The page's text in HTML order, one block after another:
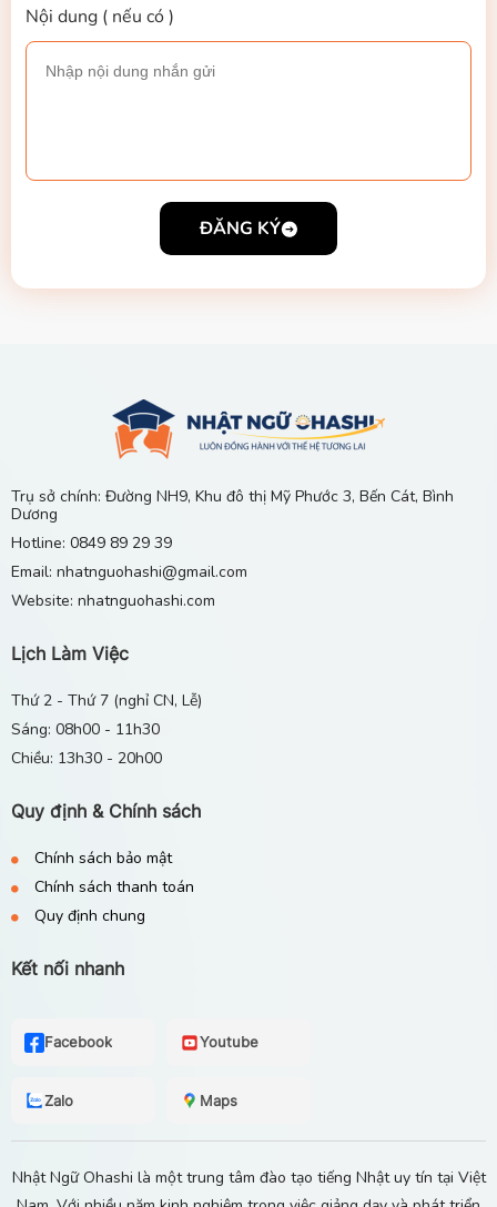
Nội dung ( nếu có )
ĐĂNG KÝ
Trụ sở chính: Đường NH9, Khu đô thị Mỹ Phước 3, Bến Cát, Bình
Dương
Hotline: 0849 89 29 39
Email: nhatnguohashi@gmail.com
Website: nhatnguohashi.com
Lịch Làm Việc
Thứ 2 - Thứ 7 (nghỉ CN, Lễ)
Sáng: 08h00 - 11h30
Chiều: 13h30 - 20h00
Quy định & Chính sách
Chính sách bảo mật
Chính sách thanh toán
Quy định chung
Kết nối nhanh
Facebook Youtube
Zalo Maps
Nhật Ngữ Ohashi là một trung tâm đào tạo tiếng Nhật uy tín tại Việt